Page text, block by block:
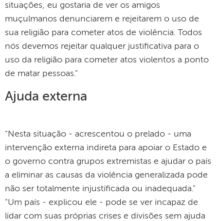
situações, eu gostaria de ver os amigos
muçulmanos denunciarem e rejeitarem o uso de
sua religião para cometer atos de violência. Todos
nós devemos rejeitar qualquer justificativa para o
uso da religião para cometer atos violentos a ponto
de matar pessoas."
Ajuda externa
"Nesta situação - acrescentou o prelado - uma
intervenção externa indireta para apoiar o Estado e
o governo contra grupos extremistas e ajudar o país
a eliminar as causas da violência generalizada pode
não ser totalmente injustificada ou inadequada."
"Um país - explicou ele - pode ​​se ver incapaz de
lidar com suas próprias crises e divisões sem ajuda